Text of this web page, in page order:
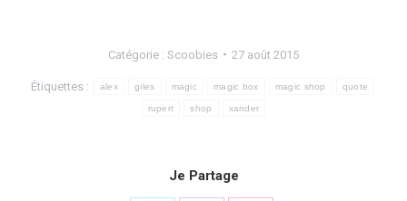
Catégorie : Scoobies 27 août 2015
Étiquettes : alex giles magic magic box magic shop quote
rupert shop xander
Je Partage